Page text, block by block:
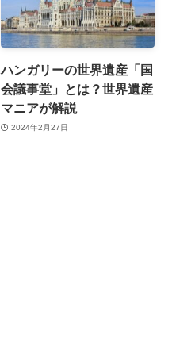
ハンガリーの世界遺産「国
会議事堂」とは？世界遺産
マニアが解説
2024年2月27日